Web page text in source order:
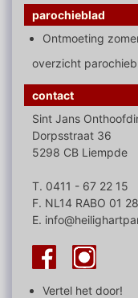
parochieblad
Ontmoeting
overzicht
contact
Sint Jans
Dorpsstraat 36
5298 CB Liempde
T. 0411 - 67 22 15
F. NL14 RABO 01
E.
Vertel het door!